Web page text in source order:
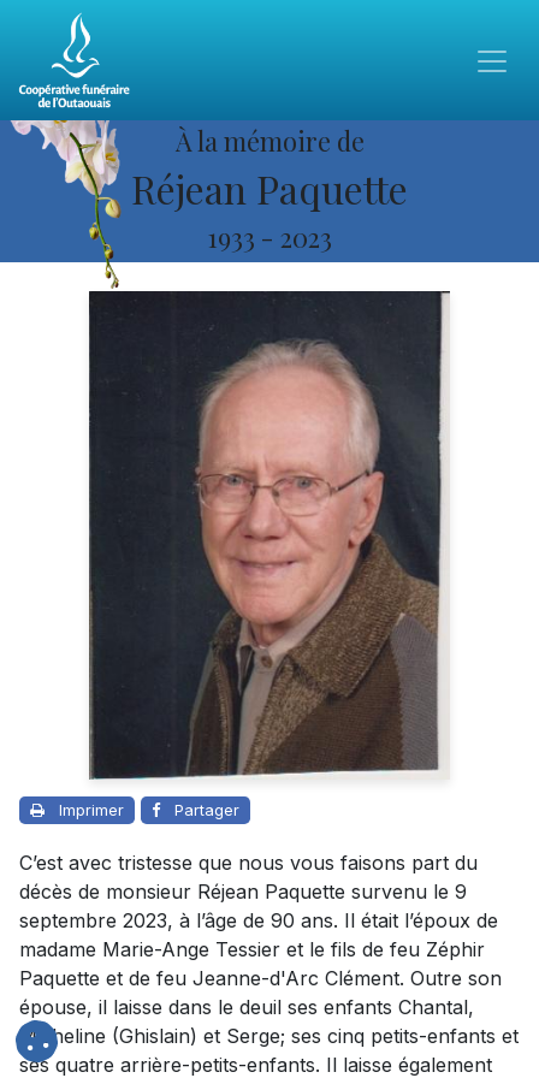
À la mémoire de
Réjean Paquette
1933 - 2023
Imprimer Partager
C’est avec tristesse que nous vous faisons part du
décès de monsieur Réjean Paquette survenu le 9
septembre 2023, à l’âge de 90 ans. Il était l’époux de
madame Marie-Ange Tessier et le fils de feu Zéphir
Paquette et de feu Jeanne-d'Arc Clément. Outre son
épouse, il laisse dans le deuil ses enfants Chantal,
Micheline (Ghislain) et Serge; ses cinq petits-enfants et
ses quatre arrière-petits-enfants. Il laisse également